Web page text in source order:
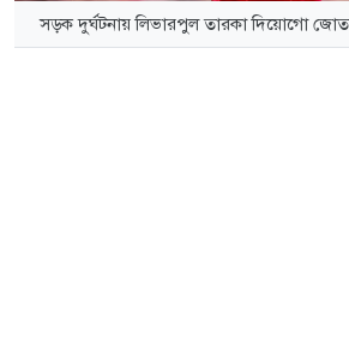
সড়ক দুর্ঘটনায় লিভারপুল তারকা দিয়োগো